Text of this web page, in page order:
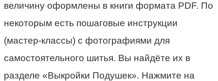
величину оформлены в книги формата PDF. По
некоторым есть пошаговые инструкции
(мастер-классы) с фотографиями для
самостоятельного шитья. Вы найдёте их в
разделе «Выкройки Подушек». Нажмите на